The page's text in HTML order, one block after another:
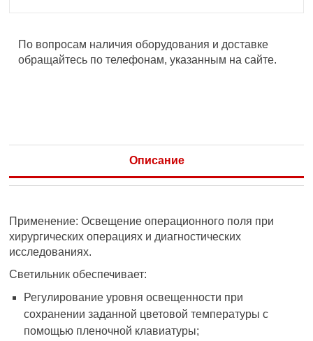
По вопросам наличия оборудования и доставке
обращайтесь по телефонам, указанным на сайте.
Описание
Применение: Освещение операционного поля при
хирургических операциях и диагностических
исследованиях.
Светильник обеспечивает:
Регулирование уровня освещенности при
сохранении заданной цветовой температуры с
помощью пленочной клавиатуры;